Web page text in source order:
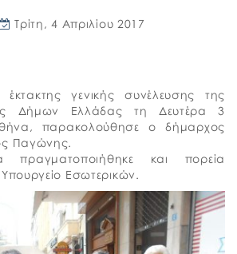
Τρίτη, 4 Απριλίου 2017
έκτακτης γενικής συνέλευσης της
Δήμων Ελλάδας τη Δευτέρα 3
παρακολούθησε ο δήμαρχος
Παγώνης.
πραγματοποιήθηκε και πορεία
Εσωτερικών.